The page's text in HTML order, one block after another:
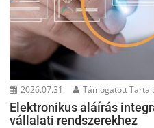
2026.07.31. Támogatott
Elektronikus aláírás
vállalati rendszerekhez